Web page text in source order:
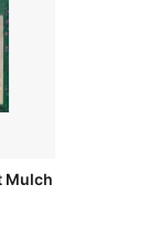
Mulch